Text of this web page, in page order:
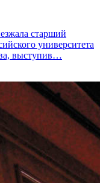
старший
университета
выступив…